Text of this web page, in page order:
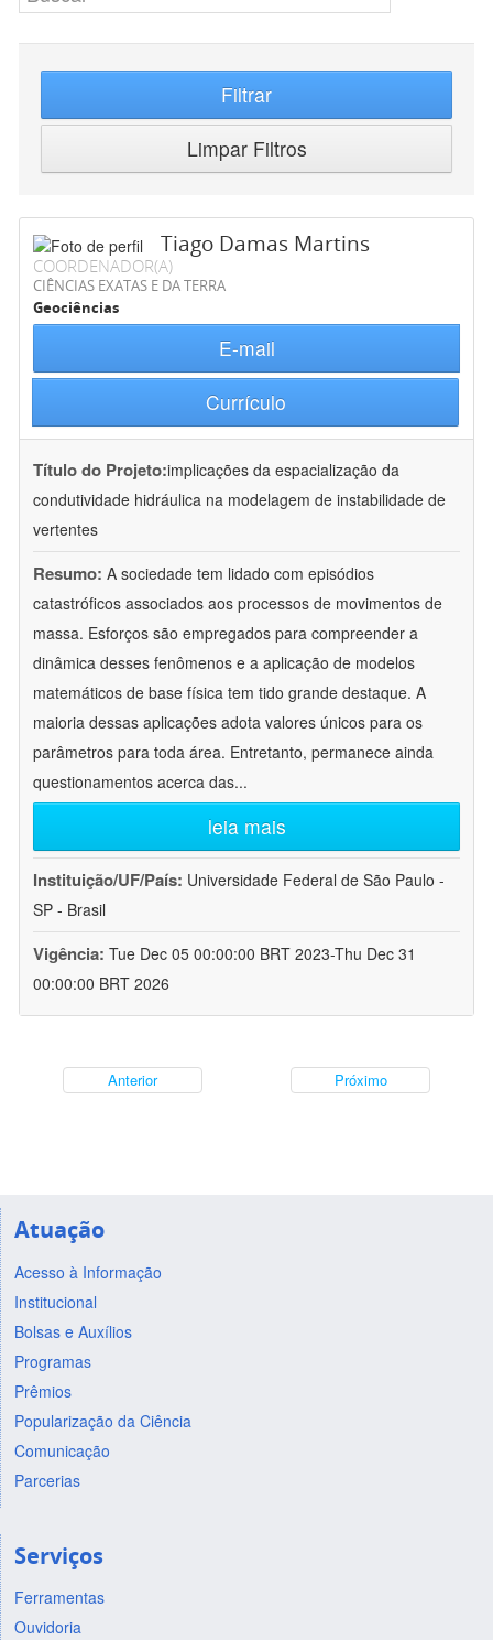
Filtrar
Limpar Filtros
Tiago Damas Martins
COORDENADOR(A)
CIÊNCIAS EXATAS E DA TERRA
Geociências
E-mail
Currículo
Título do Projeto:implicações da espacialização da
condutividade hidráulica na modelagem de instabilidade de
vertentes
Resumo: A sociedade tem lidado com episódios
catastróficos associados aos processos de movimentos de
massa. Esforços são empregados para compreender a
dinâmica desses fenômenos e a aplicação de modelos
matemáticos de base física tem tido grande destaque. A
maioria dessas aplicações adota valores únicos para os
parâmetros para toda área. Entretanto, permanece ainda
questionamentos acerca das...
leia mais
Instituição/UF/País: Universidade Federal de São Paulo -
SP - Brasil
Vigência: Tue Dec 05 00:00:00 BRT 2023-Thu Dec 31
00:00:00 BRT 2026
Anterior Próximo
Atuação
Acesso à Informação
Institucional
Bolsas e Auxílios
Programas
Prêmios
Popularização da Ciência
Comunicação
Parcerias
Serviços
Ferramentas
Ouvidoria